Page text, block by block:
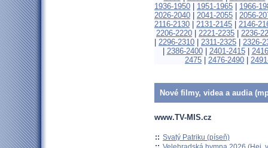
1936-1950
1951-1965
1966-
2026-2040
2041-2055
2056-
2116-2130
2131-2145
2146-
2206-2220
2221-2235
2236-
2296-2310 2311-2325
2326-
2386-2400| 2401-2415|
2475
2476-2490
Nové filmy, videa a audia
www.TV-MIS.cz
:: Svatý Patriku (píseň)